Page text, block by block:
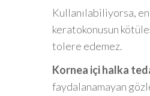
Kullanılabiliyorsa,
keratokonusun
tolere edemez.
Kornea içi halka
faydalanamayan